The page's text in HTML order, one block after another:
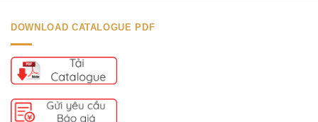
DOWNLOAD CATALOGUE PDF